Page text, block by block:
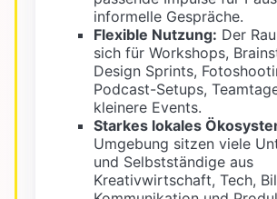
informelle Gespräche.
Flexible Nutzung: Der
sich für Workshops,
Design Sprints,
Podcast-Setups,
kleinere Events.
Starkes lokales
Umgebung sitzen viele
und Selbstständige aus
Kreativwirtschaft, Tech,